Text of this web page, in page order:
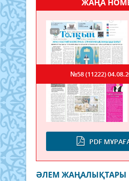
ЖАҢА
PDF
№58 (11222)
ӘЛЕМ ЖАҢАЛЫҚТАРЫ